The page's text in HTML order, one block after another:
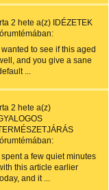
2 hete a(z) IDÉZETEK
I wanted to see if this aged
and you give a sane
...
2 hete a(z)
I spent a few quiet minutes
this article earlier
and it ...